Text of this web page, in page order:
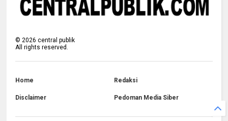
©2026 central publik
All rights reserved.
Home Redaksi
Disclaimer Pedoman Media Siber